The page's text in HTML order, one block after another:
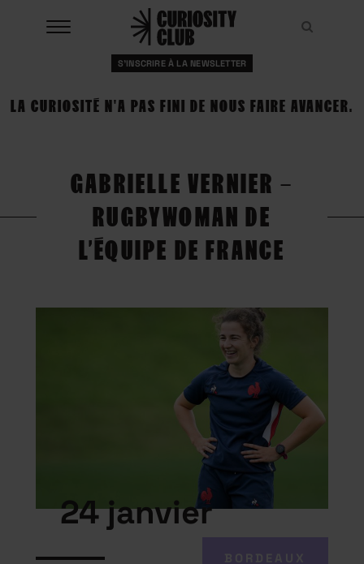
S'INSCRIRE À LA NEWSLETTER
LA CURIOSITÉ N'A PAS FINI DE NOUS FAIRE AVANCER.
GABRIELLE VERNIER –
RUGBYWOMAN DE
L’ÉQUIPE DE FRANCE
24 janvier